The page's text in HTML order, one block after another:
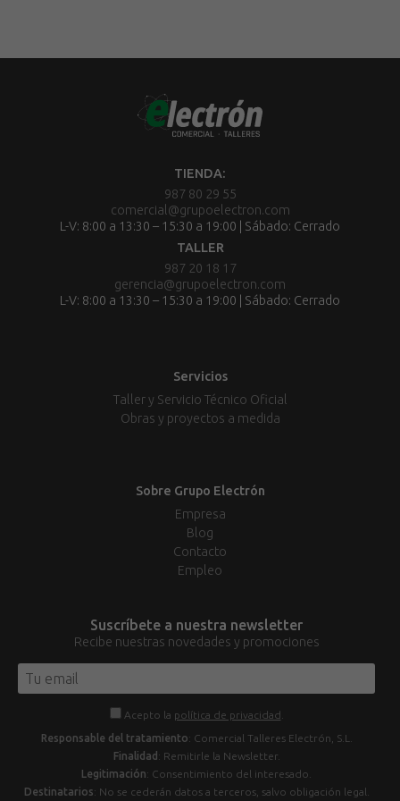
TIENDA:
987 80 29 55
comercial@grupoelectron.com
L-V: 8:00 a 13:30 – 15:30 a 19:00 | Sábado: Cerrado
TALLER
987 20 18 17
gerencia@grupoelectron.com
L-V: 8:00 a 13:30 – 15:30 a 19:00 | Sábado: Cerrado
Servicios
Taller y Servicio Técnico Oficial
Obras y proyectos a medida
Sobre Grupo Electrón
Empresa
Blog
Contacto
Empleo
Suscríbete a nuestra newsletter
Recibe nuestras novedades y promociones
Acepto la política de privacidad
Responsable del tratamiento: Comercial Talleres Electrón, S.L.
Finalidad : Remitirle la Newsletter.
Legitimación: Consentimiento del interesado.
Destinatarios: No se cederán datos a terceros, salvo obligación legal.